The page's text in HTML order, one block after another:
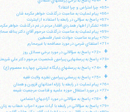
«65» چرا اعتراض و چرا انتقاد؟
«66» پيام تسليت به مناسبت درگذشت خواهر مكرمه شان
«67» پاسخ به سؤالي در رابطه با استفاده از اينترنت
«68» تشكر از اظهار همدردي اقشار مردم در غم درگذشت خواهر مكرمه
«69» پيام تسليت به مناسبت درگذشت مرحوم آقاي دكتر يدالله سحابي
«70» پيام به مناسبت حوادث غمبار فلسطين
«71» استفتاي شرعي در مورد مصافحه با غيرمحارم
+
«72» پاسخ به سؤالاتي در مورد برخي مسائل روز
«73» پاسخ به پرسشهايي پيرامون شخصيت مرحوم دكتر علي شريعتي
+ «74» پاسخ به پرسشهاي پايگاه اينترنتي چهارده معصوم (ع)
+
«75» پاسخ به پرسشي پيرامون نظريه ولايت فقيه
«76» پيام تسليت در رابطه با زلزله استانهاي قزوين و همدان
«77» در مورد استقلال حوزه علميه و قداست مرجعيت شيعه
+
«78» پاسخ به سؤالاتي در مورد آزاديهاي اجتماعي
«79» پاسخ به سؤالاتي در رابطه با آيات سوره احزاب خطاب به زنان پيامبر(ص)و در مورد اهل كتاب